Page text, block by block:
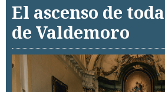
El ascenso de
de Valdemoro